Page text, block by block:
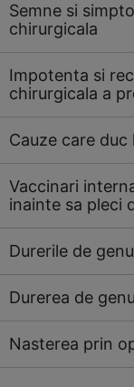
Semne si
chirurgicala
Impotenta si
chirurgicala a
Cauze care
Vaccinari
inainte sa pleci
Durerile de
Durerea de
Nasterea prin